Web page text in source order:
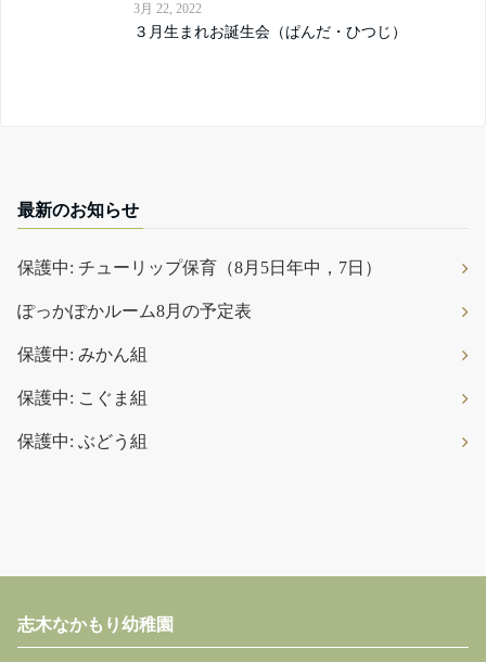
3月 22, 2022
３月生まれお誕生会（ぱんだ・ひつじ）
最新のお知らせ
保護中: チューリップ保育（8月5日年中，7日）
ぽっかぽかルーム8月の予定表
保護中: みかん組
保護中: こぐま組
保護中: ぶどう組
志木なかもり幼稚園